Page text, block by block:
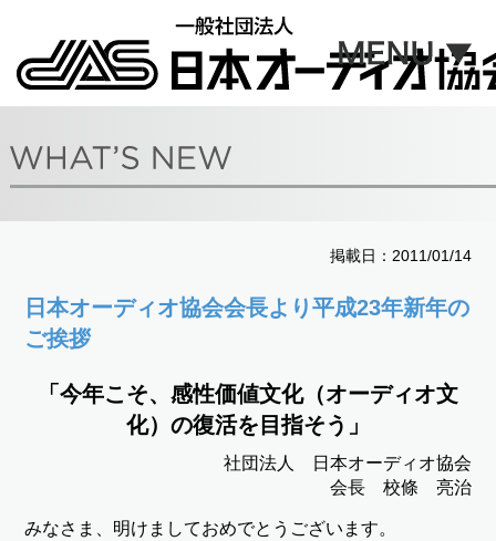
掲載日：2011/01/14
日本オーディオ協会会長より平成23年新年の
ご挨拶
「今年こそ、感性価値文化（オーディオ文
化）の復活を目指そう」
社団法人 日本オーディオ協会
会長 校條 亮治
みなさま、明けましておめでとうございます。